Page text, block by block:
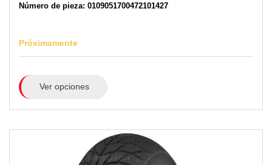
Número de pieza: 0109051700472101427
Próximamente
Ver opciones